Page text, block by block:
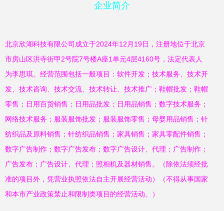
企业简介
北京欣湖科技有限公司成立于2024年12月19日，注册地位于北京
市房山区洪寺街甲2号院7号楼A座1单元4层4160号，法定代表人
为李思琪。经营范围包括一般项目：软件开发；技术服务、技术开
发、技术咨询、技术交流、技术转让、技术推广；鞋帽批发；鞋帽
零售；日用百货销售；日用品批发；日用品销售；数字技术服务；
网络技术服务；服装服饰批发；服装服饰零售；母婴用品销售；针
纺织品及原料销售；针纺织品销售；家具销售；家具零配件销售；
数字广告制作；数字广告发布；数字广告设计、代理；广告制作；
广告发布；广告设计、代理；照相机及器材销售。（除依法须经批
准的项目外，凭营业执照依法自主开展经营活动）（不得从事国家
和本市产业政策禁止和限制类项目的经营活动。）